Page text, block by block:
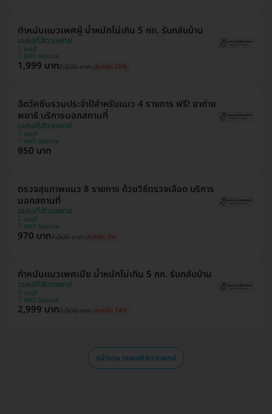
ทำหมันแมวเพศผู้ น้ำหนักไม่เกิน 5 กก. รับกลับบ้าน
เอสเอทีสัตวแพทย์
ธนบุรี
MRT อิสรภาพ
1,999 บาท2,500 บาท ประหยัด 20%
ฉีดวัคซีนรวมประจำปีสำหรับแมว 4 รายการ ฟรี! ยาถ่าย
พยาธิ บริการนอกสถานที่
เอสเอทีสัตวแพทย์
ธนบุรี
MRT อิสรภาพ
950 บาท
ตรวจสุขภาพแมว 8 รายการ ด้วยวิธีตรวจเลือด บริการ
นอกสถานที่
เอสเอทีสัตวแพทย์
ธนบุรี
MRT อิสรภาพ
970 บาท1,000 บาท ประหยัด 3%
ทำหมันแมวเพศเมีย น้ำหนักไม่เกิน 5 กก. รับกลับบ้าน
เอสเอทีสัตวแพทย์
ธนบุรี
MRT อิสรภาพ
2,999 บาท3,500 บาท ประหยัด 14%
หน้ารวม เอสเอทีสัตวแพทย์